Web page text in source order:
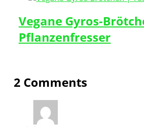
Vegane Gyros-
Pflanzenfresser
2 Comments